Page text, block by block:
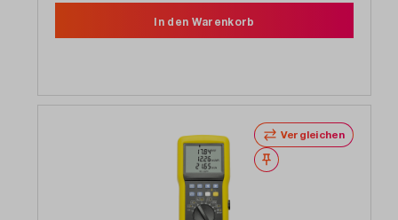
In den Warenkorb
Vergleichen
Merken